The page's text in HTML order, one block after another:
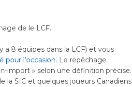
de le LCF.
8 équipes dans la LCF) et vous
pour l’occasion. Le repêchage
import » selon une définition précise.
la SIC et quelques joueurs Canadiens